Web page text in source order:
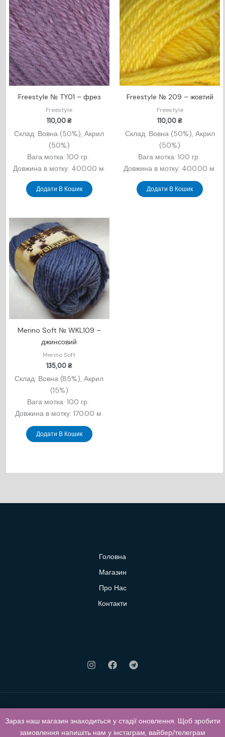
Зараз наш магазин знаходиться у стадії оновлення. Щоб зробити
замовлення напишіть нам у інстаграм, вайбер/телеграм
Freestyle № TY01 – фрез
Freestyle
110,00₴
Склад: Вовна (50%), Акрил
(50%)
Вага мотка: 100 гр.
Довжина в мотку: 400.00 м.
Додати В Кошик
Freestyle № 209 – жовтий
Freestyle
110,00₴
Склад: Вовна (50%), Акрил
(50%)
Вага мотка: 100 гр.
Довжина в мотку: 400.00 м.
Додати В Кошик
Merino Soft № WKL109 –
джинсовий
Merino Soft
135,00₴
Склад: Вовна (85%), Акрил
(15%)
Вага мотка: 100 гр.
Довжина в мотку: 170.00 м.
Додати В Кошик
Головна
Магазин
Про Нас
Контакти
© 2026 Klubok. Powered by Klubok.